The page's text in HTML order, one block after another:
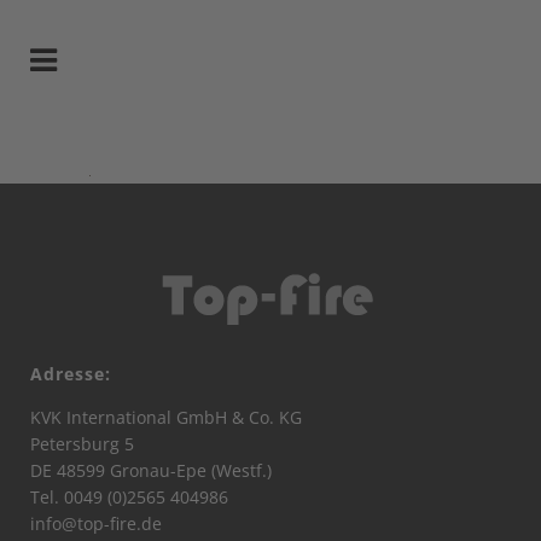
Adresse:
KVK International GmbH & Co. KG
Petersburg 5
DE 48599 Gronau-Epe (Westf.)
Tel. 0049 (0)2565 404986
info@top-fire.de